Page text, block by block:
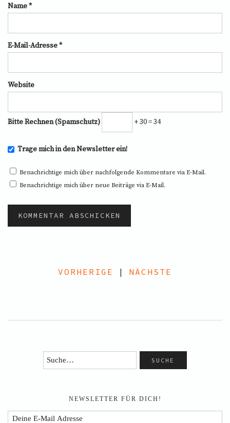
Name*
E-Mail-Adresse*
Website
Bitte Rechnen (Spamschutz) + 30 = 34
Trage mich in den Newsletter ein!
Benachrichtige mich über nachfolgende Kommentare via E-Mail.
Benachrichtige mich über neue Beiträge via E-Mail.
VORHERIGE | NÄCHSTE
NEWSLETTER FÜR DICH!